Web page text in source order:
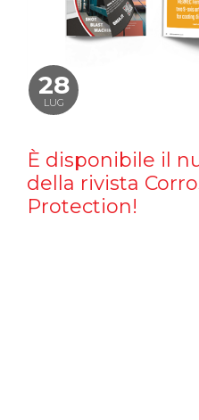
28
LUG
È disponibile il
della rivista
Protection!